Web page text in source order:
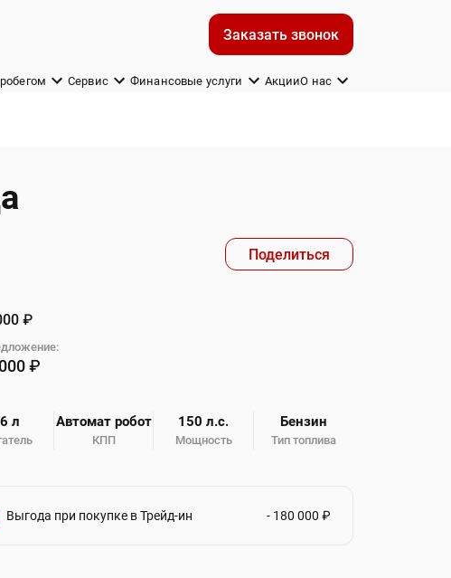
Заказать звонок
Сервис Финансовые услуги АкцииО нас
Поделиться
₽
₽
л Автомат робот
КПП
150 л.с.
Мощность
Бензин
Тип топлива
Выгода при покупке в Трейд-ин - 180 000 ₽